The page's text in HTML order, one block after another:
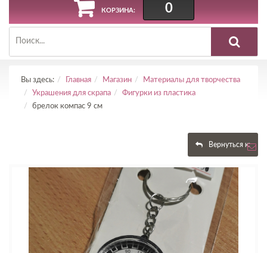
КОРЗИНА: 0
Вы здесь: Главная Магазин
Материалы для творчества
Украшения для скрапа
Фигурки из пластика
брелок компас 9 см
Вернуться к: